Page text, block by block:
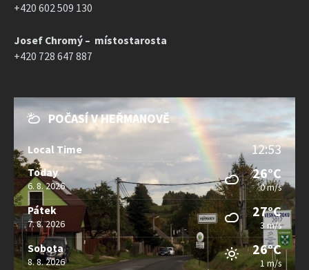
+420 602 509 130
Josef Chromý – místostarosta
+420 728 647 887
POČASÍ V HEŘMANOVĚ
Local Time 12:53
Today
6. 8. 2026
26°C
0 m/s
Pátek
7. 8. 2026
27°C
3 m/s
Sobota
8. 8. 2026
26°C
1 m/s